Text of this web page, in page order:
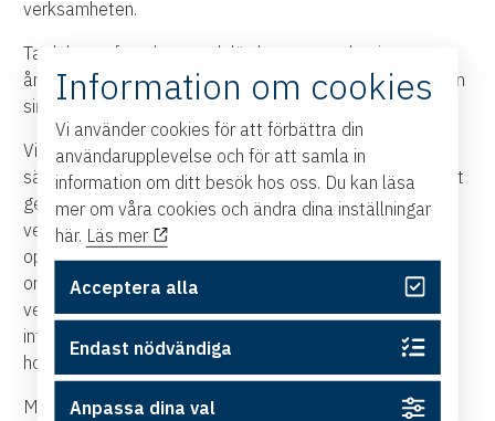
verksamheten.
Ta del av erfarenheter och lärdomar man dragit genom
åren, Meta Ryderstedt och Mathias Lidén berättar utifrån
sina olika perspektiv som styrelseordförande och vd.
Vilken är styrelsens roll, hur driver man på och
säkerställer att hållbarhetsarbetet får rätt affärsmässigt
genomslag? Hur håller man sig uppdaterad, så att man
vet åt vilket håll man ska peka? Hur kan man som
operativ vd säkerställa att styrelsens förväntningar
omsätts i operativ verksamhet? Hur ställer man om
verksamheten, så att hållbarhetsfrågorna blir en
integrerad del av affären? Det är några av frågorna vi
hoppas få svar på under vårt möte.
Moderator är Pia Carlgren, tf vd på Östsvenska
Information om cookies
Vi använder cookies för att förbättra din
användarupplevelse och för att samla in
information om ditt besök hos oss. Du kan läsa
mer om våra cookies och ändra dina inställningar
här. Läs mer
Acceptera alla
Endast nödvändiga
Anpassa dina val